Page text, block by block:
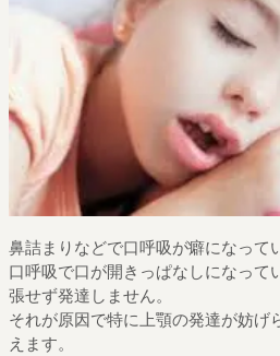
鼻詰まりなどで口呼吸が癖になって
口呼吸で口が開きっぱなしになって
張せず発達しません。
それが原因で特に上顎の発達が妨げ
えます。